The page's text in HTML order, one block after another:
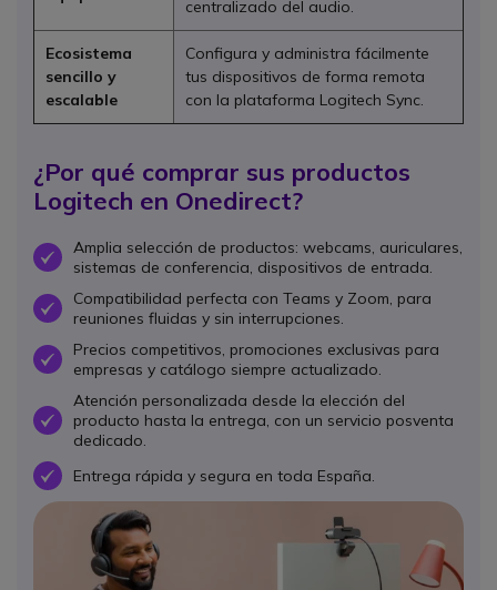
centralizado del audio.
Ecosistema
sencillo y
escalable
Configura y administra fácilmente
tus dispositivos de forma remota
con la plataforma Logitech Sync.
¿Por qué comprar sus productos
Logitech en Onedirect?
OKAmplia selección de productos: webcams, auriculares,
sistemas de conferencia, dispositivos de entrada.
OKCompatibilidad perfecta con Teams y Zoom, para
reuniones fluidas y sin interrupciones.
OKPrecios competitivos, promociones exclusivas para
empresas y catálogo siempre actualizado.
OK
Atención personalizada desde la elección del
producto hasta la entrega, con un servicio posventa
dedicado.
OKEntrega rápida y segura en toda España.